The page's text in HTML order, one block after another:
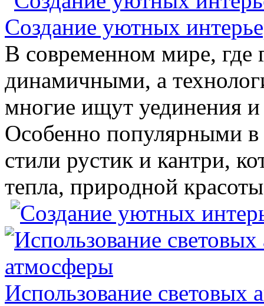
Создание уютных
В современном мире, где
динамичными, а
многие ищут уединения
Особенно популярными в
стили рустик и кантри,
тепла, природной
Использование световых